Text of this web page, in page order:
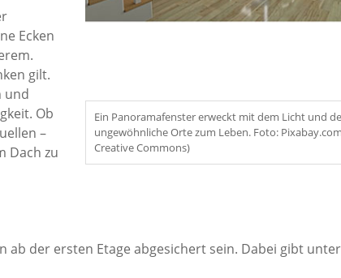
Ein Panoramafenster erweckt mit dem Licht und
ungewöhnliche Orte zum Leben. Foto:
Creative Commons)
Ecken
gilt.
und
Ob
–
Dach zu
der ersten Etage abgesichert sein. Dabei gibt